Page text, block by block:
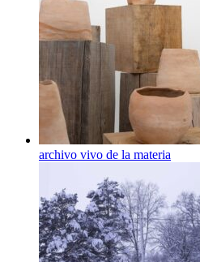
archivo vivo de la materia